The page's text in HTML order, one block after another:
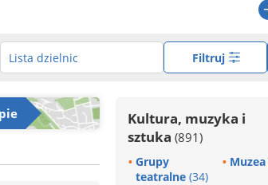
Filtruj
Kultura, muzyka i
sztuka (891)
Grupy
teatralne (34)
Muzea